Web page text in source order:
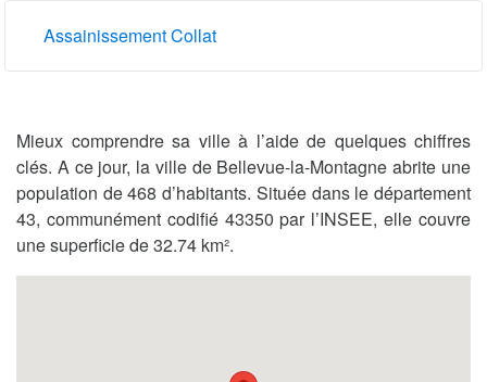
Assainissement Collat
Mieux comprendre sa ville à l’aide de quelques chiffres
clés. A ce jour, la ville de Bellevue-la-Montagne abrite une
population de 468 d’habitants. Située dans le département
43, communément codifié 43350 par l’INSEE, elle couvre
une superficie de 32.74 km².